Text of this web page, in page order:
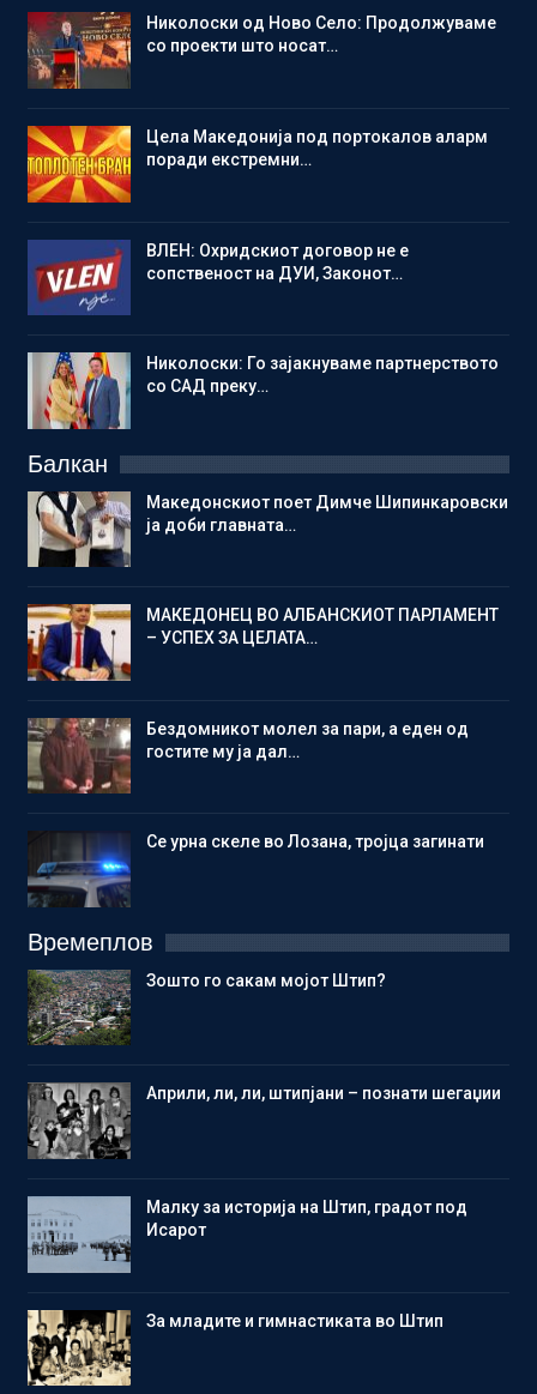
Николоски од Ново Село: Продолжуваме
со проекти што носат…
Цела Македонија под портокалов аларм
поради екстремни…
ВЛЕН: Охридскиот договор не е
сопственост на ДУИ, Законот…
Николоски: Го зајакнуваме партнерството
со САД преку…
Балкан
Македонскиот поет Димче Шипинкаровски
ја доби главната…
МАКЕДОНЕЦ ВО АЛБАНСКИОТ ПАРЛАМЕНТ
– УСПЕХ ЗА ЦЕЛАТА…
Бездомникот молел за пари, а еден од
гостите му ја дал…
Се урна скеле во Лозана, тројца загинати
Времеплов
Зошто го сакам мојот Штип?
Aприли, ли, ли, штипјани – познати шегаџии
Малку за историја на Штип, градот под
Исарот
Зa младите и гимнастиката во Штип